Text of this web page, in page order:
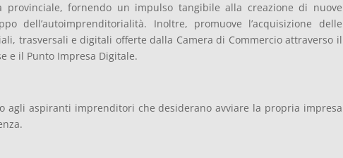
provinciale, fornendo un impulso tangibile alla creazione di nuove
dell’autoimprenditorialità. Inoltre, promuove l’acquisizione delle
trasversali e digitali offerte dalla Camera di Commercio attraverso il
e il Punto Impresa Digitale.
agli aspiranti imprenditori che desiderano avviare la propria impresa